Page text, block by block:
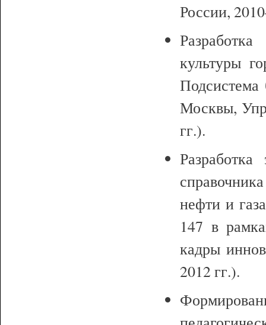
России,
культуры
Подсистема
Москвы,
гг.).
Разработка
нефти и
147 в
кадры
2012 гг.).